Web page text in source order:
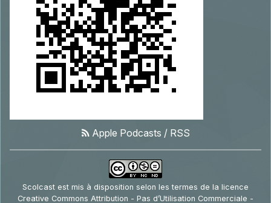
Apple Podcasts / RSS
Scolcast est mis à disposition selon les termes de la licence
Creative Commons Attribution - Pas d’Utilisation Commerciale -